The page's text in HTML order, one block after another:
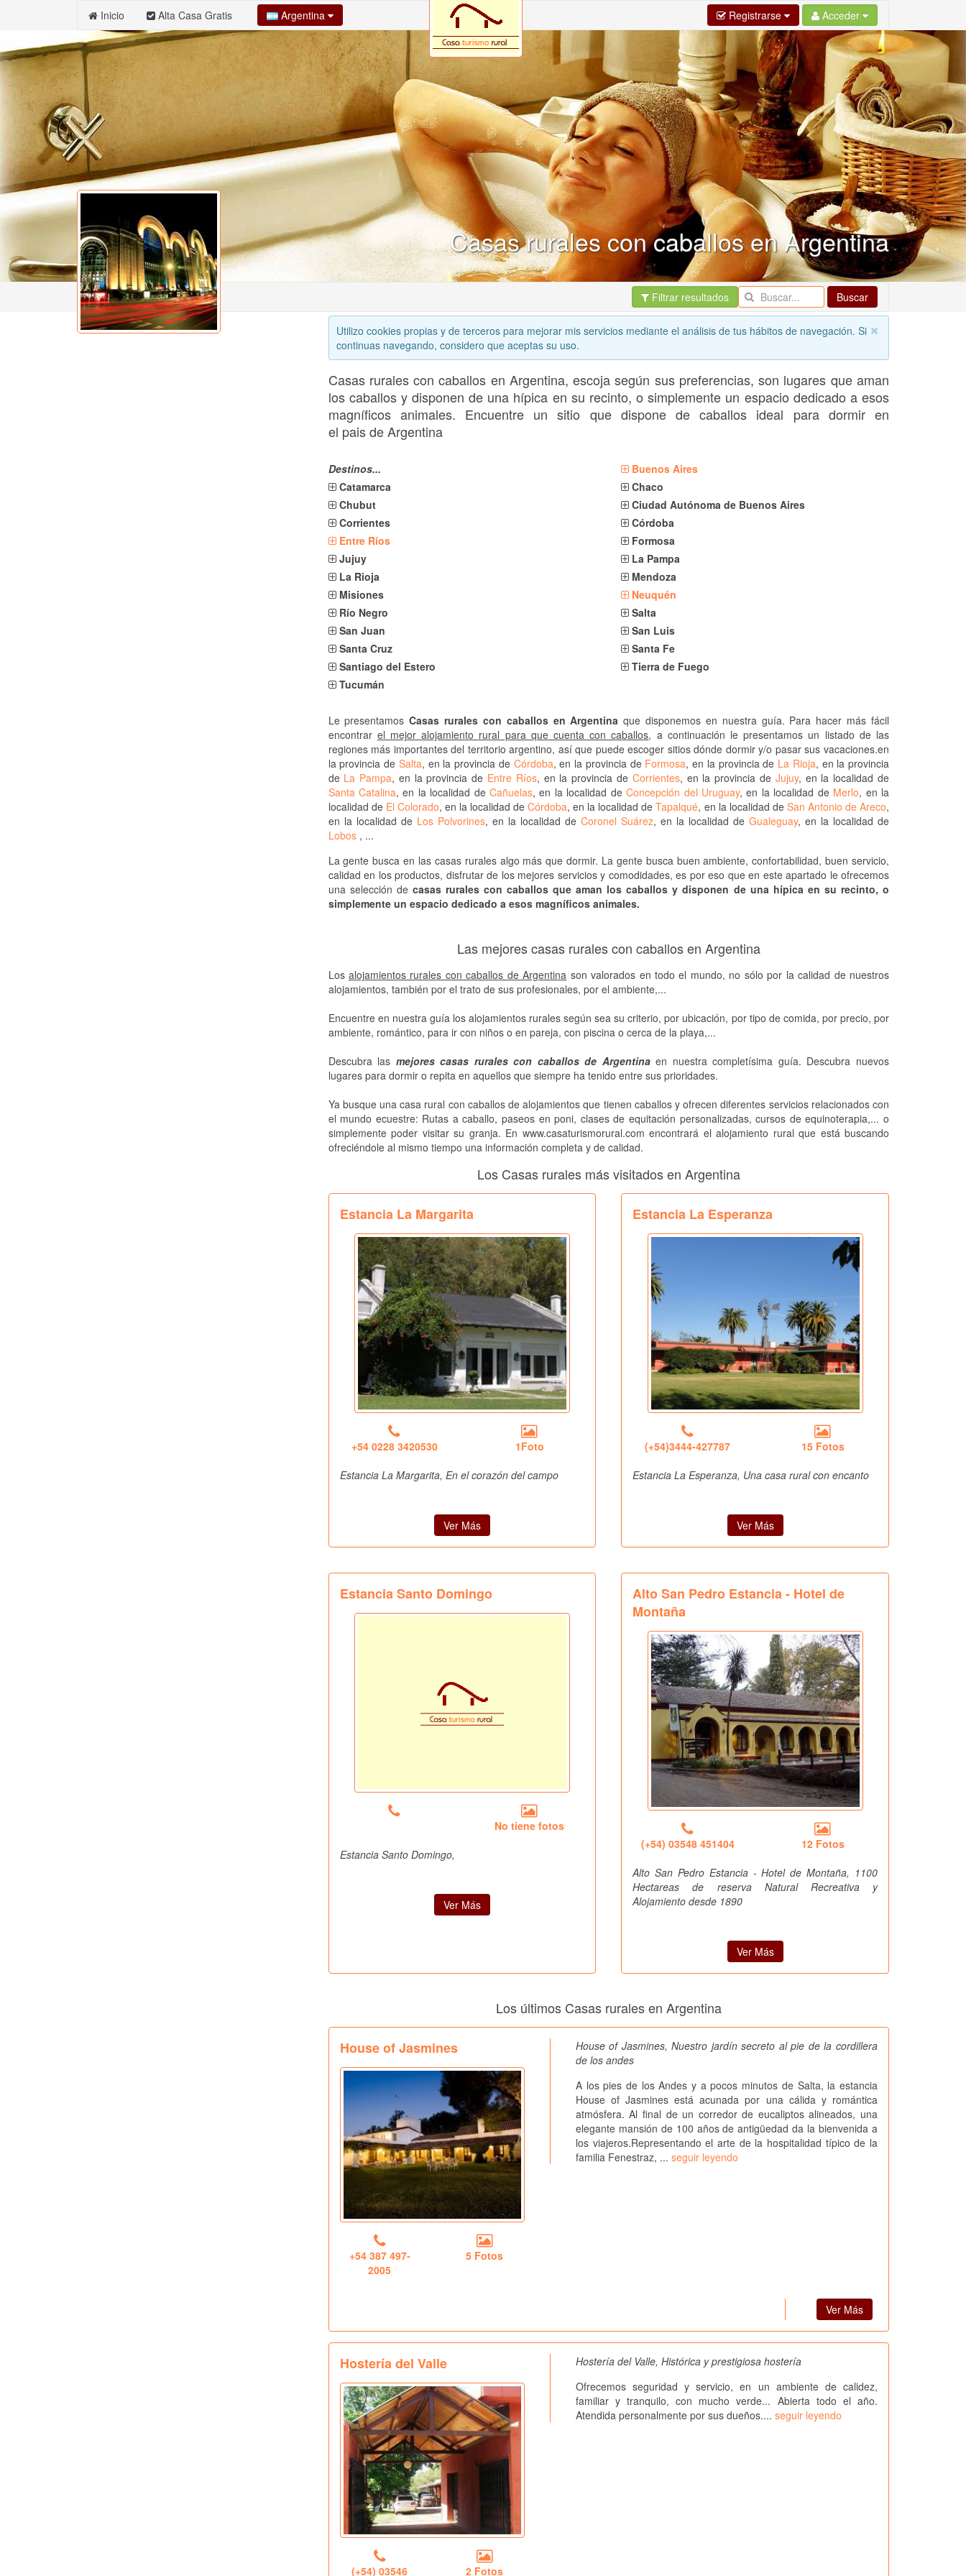
Inicio Alta Casa Gratis Argentina Registrarse Acceder
Casas rurales con caballos en Argentina
Filtrar resultados Buscar
Utilizo cookies propias y de terceros para mejorar mis servicios mediante el análisis de tus hábitos de navegación. Si
continuas navegando, considero que aceptas su uso.
Casas rurales con caballos en Argentina, escoja según sus preferencias, son lugares que aman
los caballos y disponen de una hípica en su recinto, o simplemente un espacio dedicado a esos
magníficos animales. Encuentre un sitio que dispone de caballos ideal para dormir en
el pais de Argentina
Destinos...
Buenos Aires
Catamarca
Chaco
Chubut
Ciudad Autónoma de Buenos Aires
Corrientes
Córdoba
Entre Ríos
Formosa
Jujuy
La Pampa
La Rioja
Mendoza
Misiones
Neuquén
Río Negro
Salta
San Juan
San Luis
Santa Cruz
Santa Fe
Santiago del Estero
Tierra de Fuego
Tucumán
Le presentamosCasas rurales con caballos en Argentina que disponemos en nuestra guía. Para hacer más fácil
encontrar el mejor alojamiento rural para que cuenta con caballos, a continuación le presentamos un listado de las
regiones más importantes del territorio argentino, así que puede escoger sitios dónde dormir y/o pasar sus vacaciones.en
la provincia de Salta, en la provincia de Córdoba, en la provincia de Formosa, en la provincia de La Rioja, en la provincia
de La Pampa, en la provincia de Entre Ríos, en la provincia de Corrientes, en la provincia de Jujuy, en la localidad de
Santa Catalina, en la localidad deCañuelas, en la localidad deConcepción del Uruguay, en la localidad de Merlo, en la
localidad de El Colorado, en la localidad deCórdoba, en la localidad deTapalqué, en la localidad de San Antonio de Areco,
en la localidad de Los Polvorines, en la localidad de Coronel Suárez, en la localidad de Gualeguay, en la localidad de
Lobos , ...
La gente busca en las casas rurales algo más que dormir. La gente busca buen ambiente, confortabilidad, buen servicio,
calidad en los productos, disfrutar de los mejores servicios y comodidades, es por eso que en este apartado le ofrecemos
una selección de casas rurales con caballos que aman los caballos y disponen de una hípica en su recinto, o
simplemente un espacio dedicado a esos magníficos animales.
Las mejores casas rurales con caballos en Argentina
Los alojamientos rurales con caballos de Argentina son valorados en todo el mundo, no sólo por la calidad de nuestros
alojamientos, también por el trato de sus profesionales, por el ambiente,...
Encuentre en nuestra guía los alojamientos rurales según sea su criterio, por ubicación, por tipo de comida, por precio, por
ambiente, romántico, para ir con niños o en pareja, con piscina o cerca de la playa,...
Descubra las mejores casas rurales con caballos de Argentinaen nuestra completísima guía. Descubra nuevos
lugares para dormir o repita en aquellos que siempre ha tenido entre sus prioridades.
Ya busque una casa rural con caballos de alojamientos que tienen caballos y ofrecen diferentes servicios relacionados con
el mundo ecuestre: Rutas a caballo, paseos en poni, clases de equitación personalizadas, cursos de equinoterapia,... o
simplemente poder visitar su granja. En www.casaturismorural.com encontrará el alojamiento rural que está buscando
ofreciéndole al mismo tiempo una información completa y de calidad.
Los Casas rurales más visitados en Argentina
Estancia La Margarita
+54 0228 3420530
1Foto
Estancia La Margarita, En el corazón del campo
Ver Más
Estancia La Esperanza
(+54)3444-427787
15 Fotos
Estancia La Esperanza, Una casa rural con encanto
Ver Más
Estancia Santo Domingo
No tiene fotos
Estancia Santo Domingo,
Ver Más
Alto San Pedro Estancia - Hotel de
Montaña
(+54) 03548 451404
12 Fotos
Alto San Pedro Estancia - Hotel de Montaña, 1100
Hectareas de reserva Natural Recreativa y
Alojamiento desde 1890
Ver Más
Los últimos Casas rurales en Argentina
House of Jasmines
+54 387 497-
2005
5 Fotos
House of Jasmines, Nuestro jardín secreto al pie de la cordillera
de los andes
A los pies de los Andes y a pocos minutos de Salta, la estancia
House of Jasmines está acunada por una cálida y romántica
atmósfera. Al final de un corredor de eucaliptos alineados, una
elegante mansión de 100 años de antigüedad da la bienvenida a
los viajeros.Representando el arte de la hospitalidad típico de la
familia Fenestraz, ... seguir leyendo
Ver Más
Hostería del Valle
(+54) 03546 2 Fotos
Hostería del Valle, Histórica y prestigiosa hostería
Ofrecemos seguridad y servicio, en un ambiente de calidez,
familiar y tranquilo, con mucho verde... Abierta todo el año.
Atendida personalmente por sus dueños.... seguir leyendo